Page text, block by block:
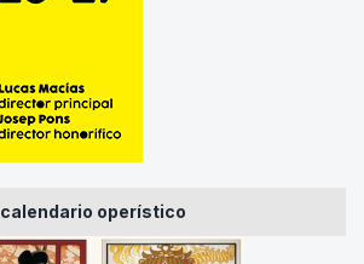
calendario operístico